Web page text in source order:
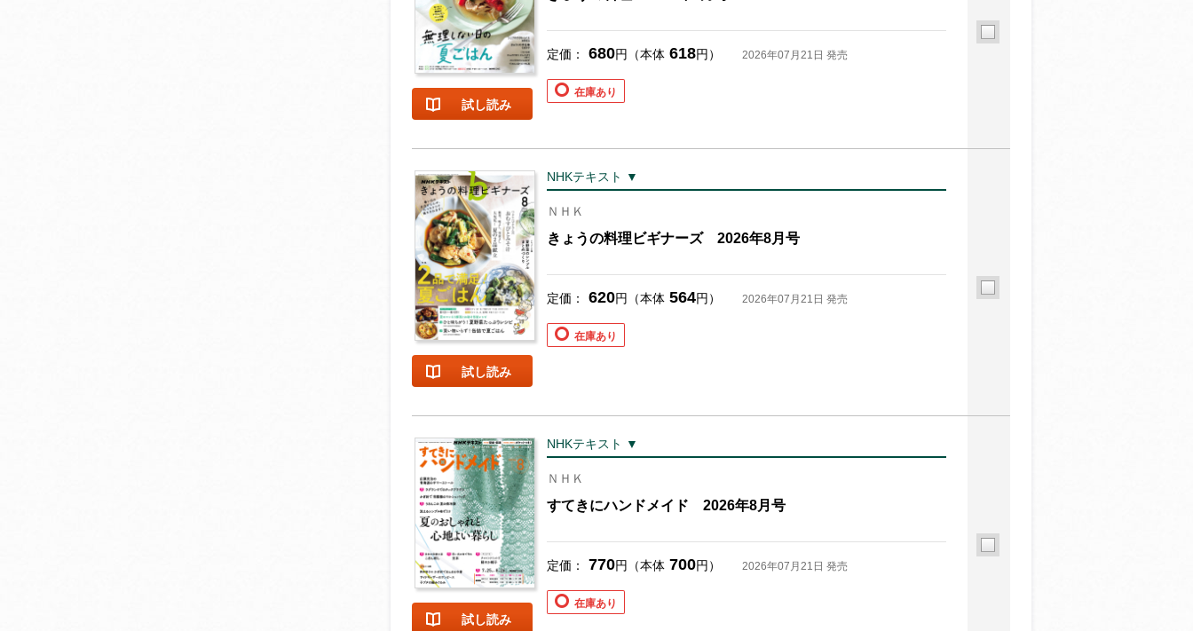
試し読み
定価： 680円（本体 618円） 2026年07月21日 発売
在庫あり
試し読み
NHKテキスト ▼
ＮＨＫ
きょうの料理ビギナーズ 2026年8月号
定価： 620円（本体 564円） 2026年07月21日 発売
在庫あり
試し読み
NHKテキスト ▼
ＮＨＫ
すてきにハンドメイド 2026年8月号
定価： 770円（本体 700円） 2026年07月21日 発売
在庫あり